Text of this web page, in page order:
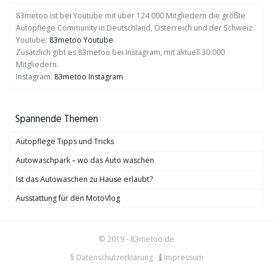
83metoo ist bei Youtube mit über 124.000 Mitgliedern die größte
Autopflege Community in Deutschland, Österreich und der Schweiz.
Youtube: 83metoo Youtube
Zusätzlich gibt es 83metoo bei Instagram, mit aktuell 30.000
Mitgliedern.
Instagram: 83metoo Instagram
Spannende Themen
Autopflege Tipps und Tricks
Autowaschpark – wo das Auto waschen
Ist das Autowaschen zu Hause erlaubt?
Ausstattung für den MotoVlog
© 2019 - 83metoo.de
§ Datenschutzerklärung
Impressum